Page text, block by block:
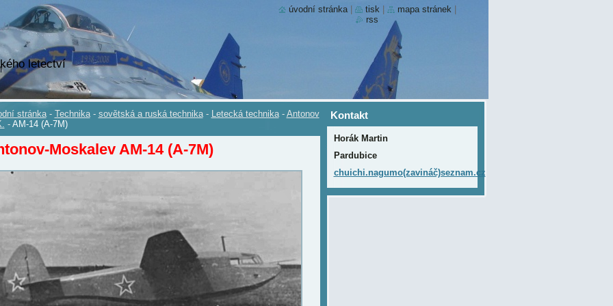
letectví
stránka - Technika - sovětská a ruská technika - Letecká technika - Antonov
- AM-14 (A-7M)
Moskalev AM-14 (A-7M)
Kontakt
Horák Martin
Pardubice
chuichi.nagumo(zavináč)seznam.cz
úvodní stránka tisk mapa stránek
rss